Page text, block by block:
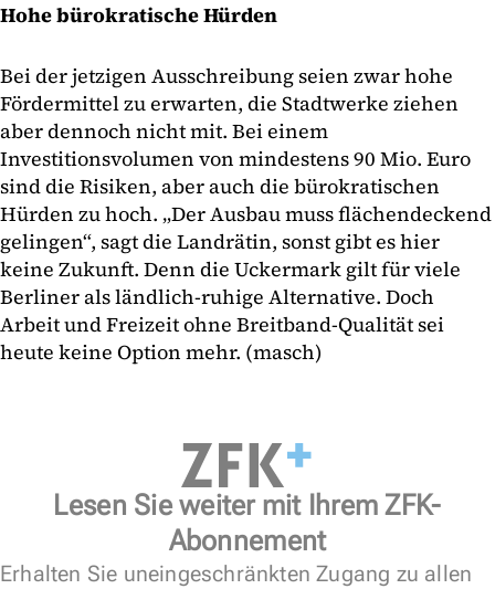
Hohe bürokratische Hürden
Bei der jetzigen Ausschreibung seien zwar hohe
Fördermittel zu erwarten, die Stadtwerke ziehen
aber dennoch nicht mit. Bei einem
Investitionsvolumen von mindestens 90 Mio. Euro
sind die Risiken, aber auch die bürokratischen
Hürden zu hoch. „Der Ausbau muss flächendeckend
gelingen“, sagt die Landrätin, sonst gibt es hier
keine Zukunft. Denn die Uckermark gilt für viele
Berliner als ländlich-ruhige Alternative. Doch
Arbeit und Freizeit ohne Breitband-Qualität sei
heute keine Option mehr. (masch)
Lesen Sie weiter mit Ihrem ZFK-
Abonnement
Erhalten Sie uneingeschränkten Zugang zu allen